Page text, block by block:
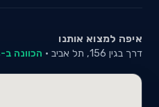
איפה למצוא אותנו
דרך בגין 156, תל אביב · הכוונה ב-Google Maps ←